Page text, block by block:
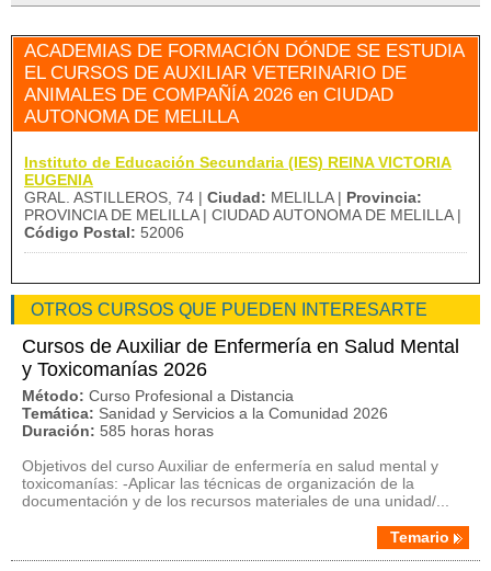
ACADEMIAS DE FORMACIÓN DÓNDE SE ESTUDIA
EL CURSOS DE AUXILIAR VETERINARIO DE
ANIMALES DE COMPAÑÍA 2026 en CIUDAD
AUTONOMA DE MELILLA
Instituto de Educación Secundaria (IES) REINA VICTORIA
EUGENIA
GRAL. ASTILLEROS, 74 | Ciudad: MELILLA | Provincia:
PROVINCIA DE MELILLA | CIUDAD AUTONOMA DE MELILLA |
Código Postal: 52006
OTROS CURSOS QUE PUEDEN INTERESARTE
Cursos de Auxiliar de Enfermería en Salud Mental
y Toxicomanías 2026
Método: Curso Profesional a Distancia
Temática: Sanidad y Servicios a la Comunidad 2026
Duración: 585 horas horas
Objetivos del curso Auxiliar de enfermería en salud mental y
toxicomanías: -Aplicar las técnicas de organización de la
documentación y de los recursos materiales de una unidad/...
Temario